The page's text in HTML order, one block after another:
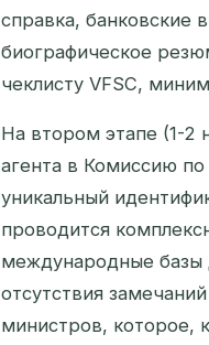
справка, банковские
биографическое
чеклисту VFSC,
На втором этапе (1-2
агента в Комиссию по
уникальный
проводится
международные базы
отсутствия
министров, которое,